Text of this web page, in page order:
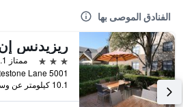
الفنادق الموصى بها
3 نجوم
ممتاز 8.1
10.1 كيلومتر عن وسط المدينة